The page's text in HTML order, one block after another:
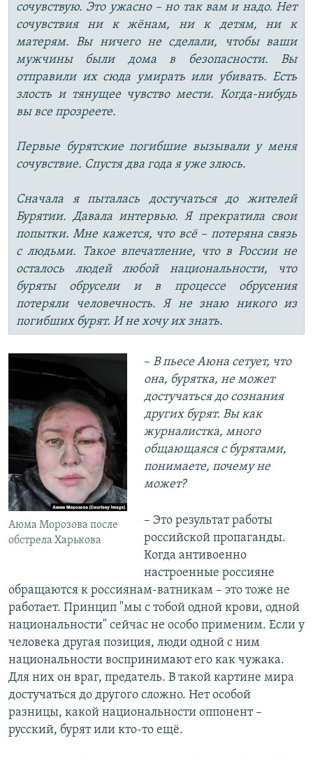
сочувствую. Это ужасно – но так вам и надо. Нет
сочувствия ни к жёнам, ни к детям, ни к
матерям. Вы ничего не сделали, чтобы ваши
мужчины были дома в безопасности. Вы
отправили их сюда умирать или убивать. Есть
злость и тянущее чувство мести. Когда-нибудь
вы все прозреете.
Первые бурятские погибшие вызывали у меня
сочувствие. Спустя два года я уже злюсь.
Сначала я пыталась достучаться до жителей
Бурятии. Давала интервью. Я прекратила свои
попытки. Мне кажется, что всё – потеряна связь
с людьми. Такое впечатление, что в России не
осталось людей любой национальности, что
буряты обрусели и в процессе обрусения
потеряли человечность. Я не знаю никого из
погибших бурят. И не хочу их знать.
Аюма Морозова после
обстрела Харькова
– В пьесе Аюна сетует, что
она, бурятка, не может
достучаться до сознания
других бурят. Вы как
журналистка, много
общающаяся с бурятами,
понимаете, почему не
может?
– Это результат работы
российской пропаганды.
Когда антивоенно
настроенные россияне
обращаются к россиянам-ватникам – это тоже не
работает. Принцип "мы с тобой одной крови, одной
национальности" сейчас не особо применим. Если у
человека другая позиция, люди одной с ним
национальности воспринимают его как чужака.
Для них он враг, предатель. В такой картине мира
достучаться до другого сложно. Нет особой
разницы, какой национальности оппонент –
русский, бурят или кто-то ещё.